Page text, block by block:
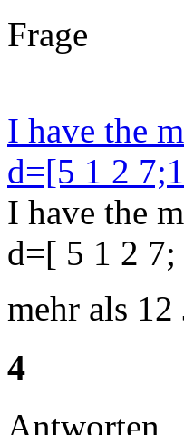
Frage
I have the
d=[5 1 2
I have the
d=[ 5 1 2
mehr als
4
Antworten